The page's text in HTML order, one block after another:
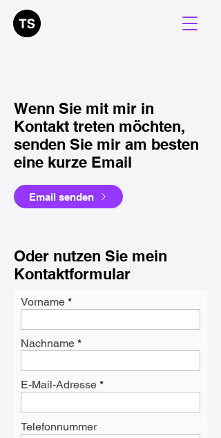
Email senden
Wenn Sie mit mir in
Kontakt treten möchten,
senden Sie mir am besten
eine kurze Email
Oder nutzen Sie mein
Kontaktformular
Vorname
Nachname
E-Mail-Adresse
Telefonnummer